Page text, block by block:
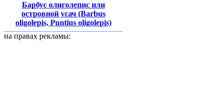
Барбус олиголепис или
островной усач (Barbus
oligolepis, Puntius oligolepis)
на правах рекламы: